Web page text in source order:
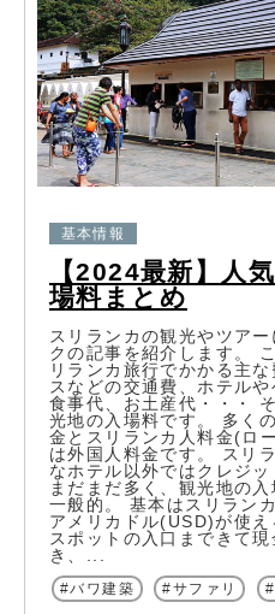
【2024最新】人
場料まとめ
基本情報
スリランカの観光やツア
クの記事を紹介します。
リランカ旅行でかかる主
スなどの交通費、ホテル
食事代、お土産代・・・
光地の入場料です。 多く
金とスリランカ人料金(ロ
は外国人料金です。 スリ
なホテル以外ではクレジ
まだまだ多く、観光地の
一般的。 基本はスリラン
アメリカドル(USD)が使
スポットの入口まできて
き、...
バワ建築 サファリ